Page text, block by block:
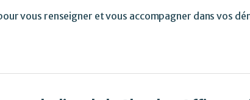
vous renseigner et vous accompagner dans vos